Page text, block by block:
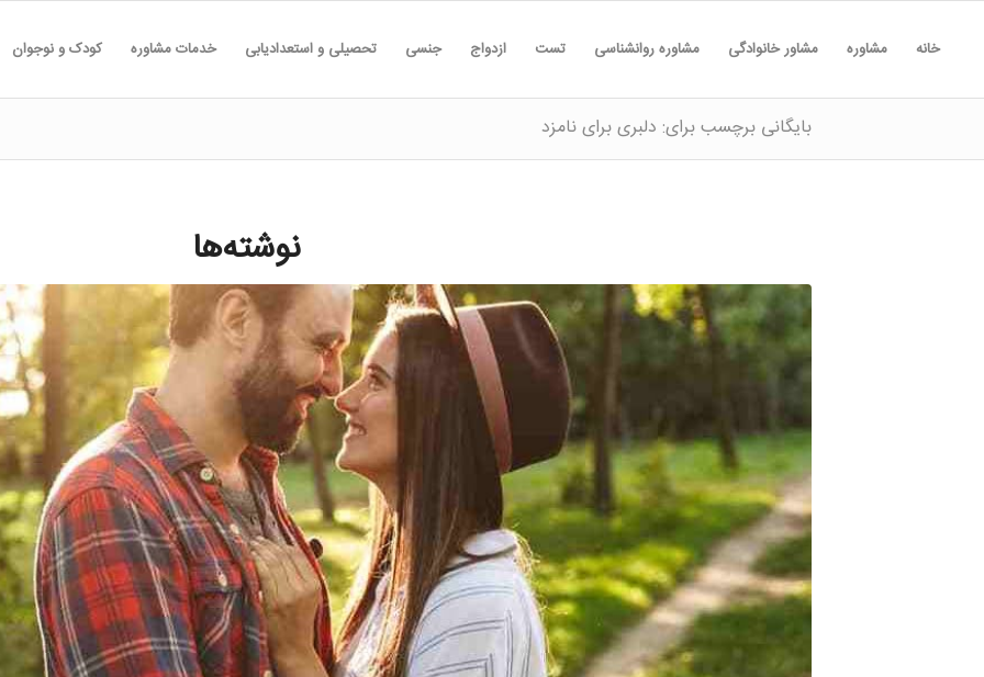
خانه مشاوره مشاور خانوادگی مشاوره روانشناسی تست ازدواج جنسی تحصیلی و استعدادیابی خدمات مشاوره کودک و نوجوان
بایگانی برچسب برای: دلبری برای نامزد
نوشته‌ها